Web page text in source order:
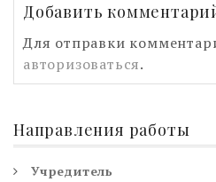
Добавить
Для отправки
авторизоваться.
Направления работы
Учредитель